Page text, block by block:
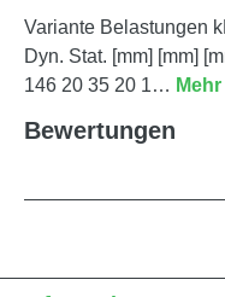
Variante Belastungen
Dyn. Stat. [mm] [mm]
146 20 35 20 1… Mehr
Bewertungen